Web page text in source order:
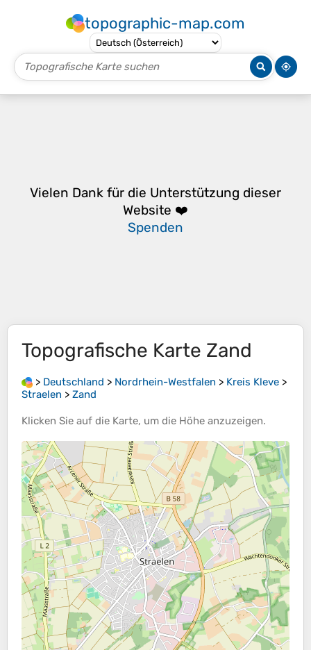
topographic-map.com
Vielen Dank für die Unterstützung dieser
Website ❤️
Spenden
Topografische Karte Zand
> Deutschland > Nordrhein-Westfalen > Kreis Kleve >
Straelen > Zand
Klicken Sie auf die Karte, um die Höhe anzuzeigen.